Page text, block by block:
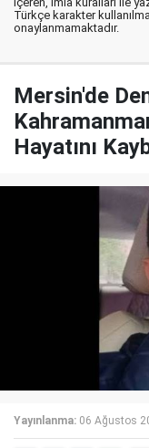
Türkçe karakter
onaylanmamaktadır.
Mersin'de
Hayatını
Yayınlanma: 06 Ağustos